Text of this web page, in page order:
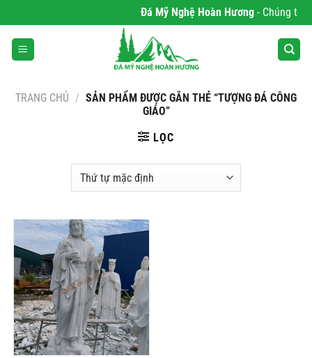
qua
nội
dung
Đá Mỹ Nghệ Hoàn Hương- Chúng tôi
TRANG CHỦ / SẢN PHẨM ĐƯỢC GẮN THẺ “TƯỢNG ĐÁ CÔNG
GIÁO”
LỌC